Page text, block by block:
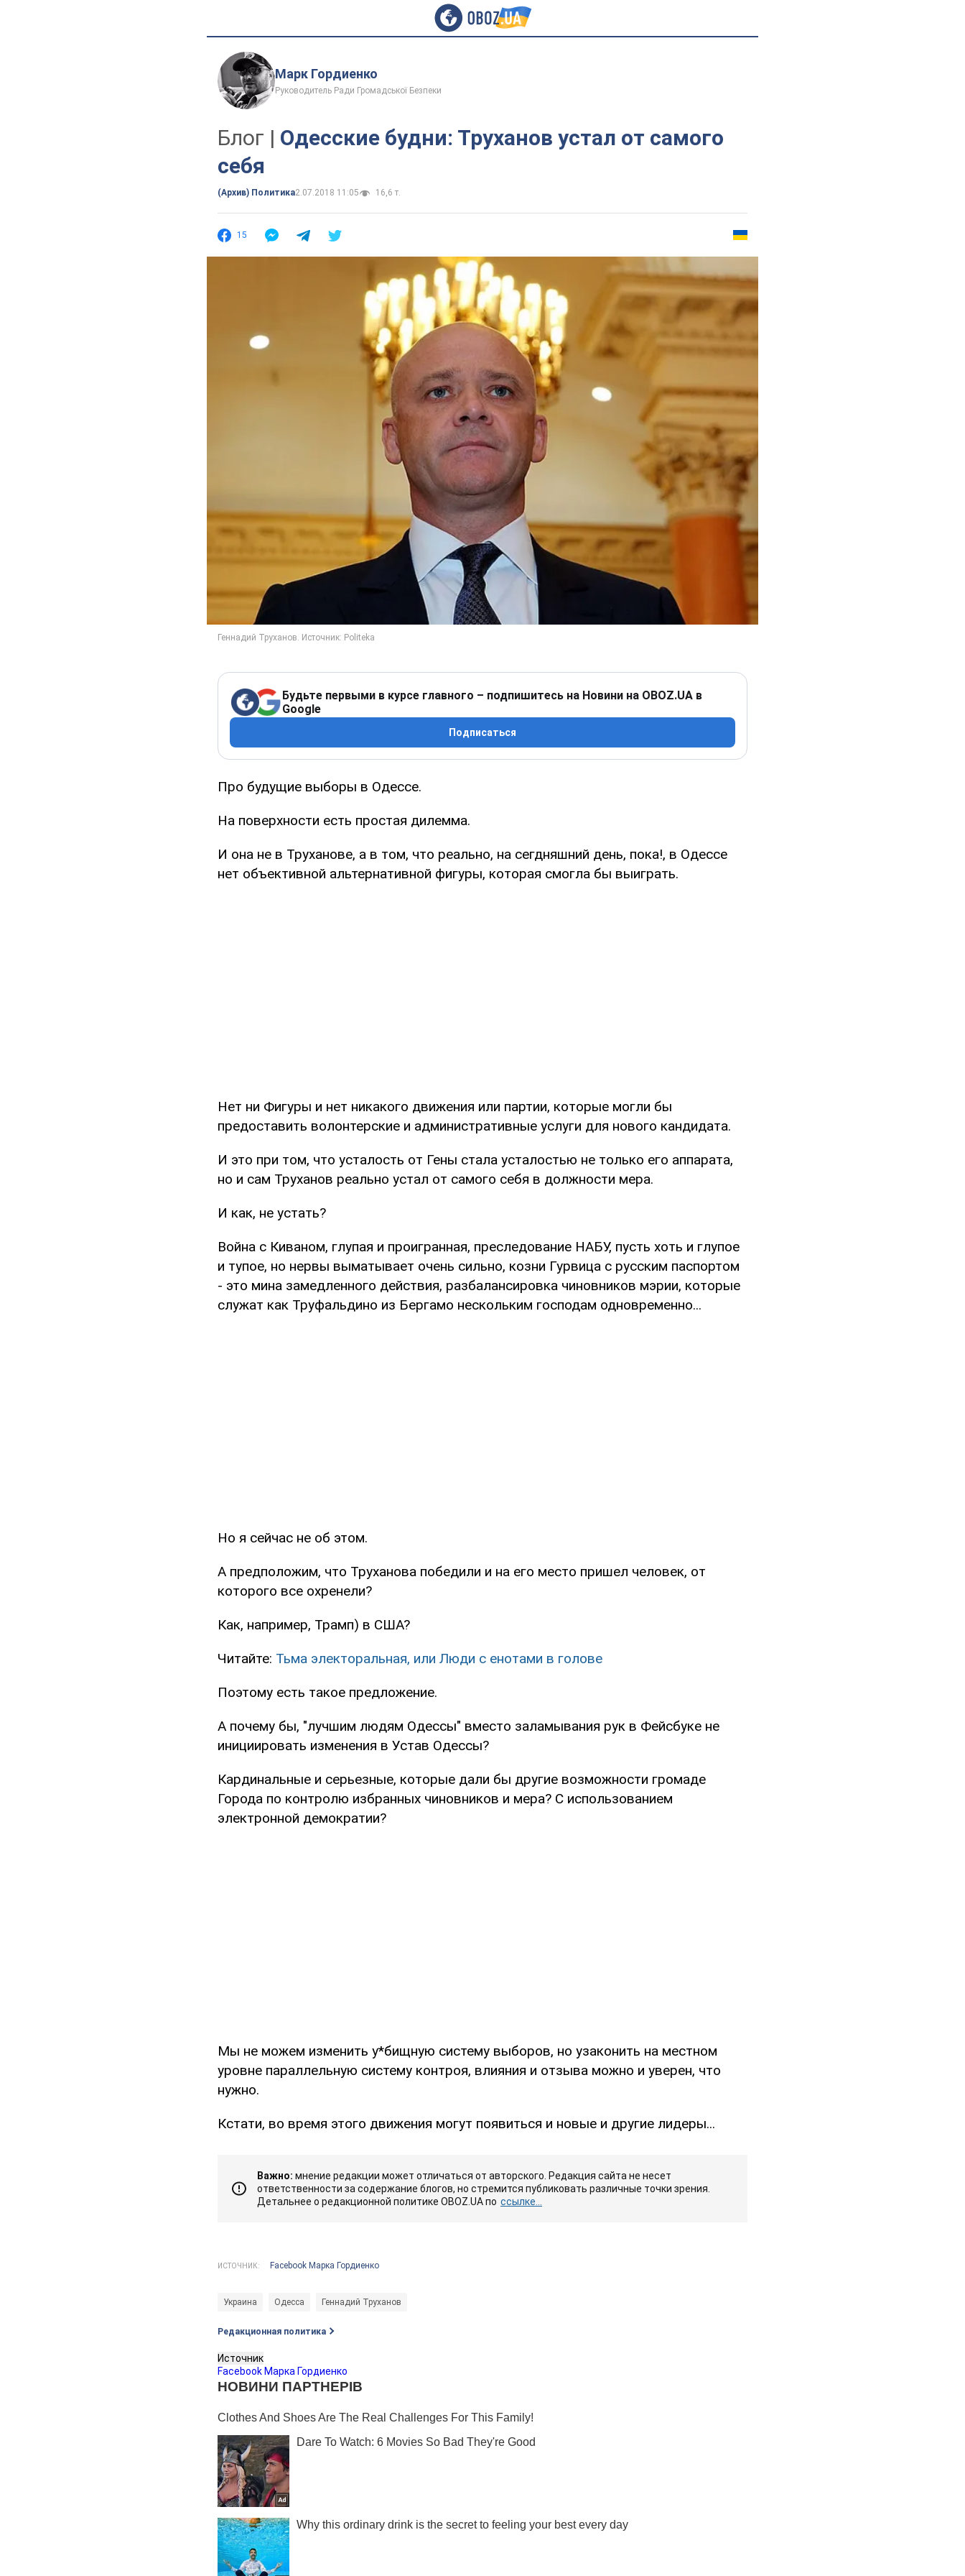
Марк Гордиенко
Руководитель Ради Громадської Безпеки
Блог | Одесские будни: Труханов устал от самого
себя
(Архив) Политика2.07.2018 11:05 16,6 т.
15
Будьте первыми в курсе главного – подпишитесь на Новини на OBOZ.UA в
Google
Подписаться
Про будущие выборы в Одессе.
На поверхности есть простая дилемма.
И она не в Труханове, а в том, что реально, на сегдняшний день, пока!, в Одессе
нет объективной альтернативной фигуры, которая смогла бы выиграть.
Нет ни Фигуры и нет никакого движения или партии, которые могли бы
предоставить волонтерские и административные услуги для нового кандидата.
И это при том, что усталость от Гены стала усталостью не только его аппарата,
но и сам Труханов реально устал от самого себя в должности мера.
И как, не устать?
Война с Киваном, глупая и проигранная, преследование НАБУ, пусть хоть и глупое
и тупое, но нервы выматывает очень сильно, козни Гурвица с русским паспортом
- это мина замедленного действия, разбалансировка чиновников мэрии, которые
служат как Труфальдино из Бергамо нескольким господам одновременно...
Но я сейчас не об этом.
А предположим, что Труханова победили и на его место пришел человек, от
которого все охренели?
Как, например, Трамп) в США?
Читайте: Тьма электоральная, или Люди с енотами в голове
Поэтому есть такое предложение.
А почему бы, "лучшим людям Одессы" вместо заламывания рук в Фейсбуке не
инициировать изменения в Устав Одессы?
Кардинальные и серьезные, которые дали бы другие возможности громаде
Города по контролю избранных чиновников и мера? С использованием
электронной демократии?
Мы не можем изменить у*бищную систему выборов, но узаконить на местном
уровне параллельную систему контроя, влияния и отзыва можно и уверен, что
нужно.
Кстати, во время этого движения могут появиться и новые и другие лидеры...
Важно: мнение редакции может отличаться от авторского. Редакция сайта не несет
ответственности за содержание блогов, но стремится публиковать различные точки зрения.
Детальнее о редакционной политике OBOZ.UA по ссылке...
ИСТОЧНИК: Facebook Марка Гордиенко
Украина Одесса Геннадий Труханов
Редакционная политика
Источник
Facebook Марка Гордиенко